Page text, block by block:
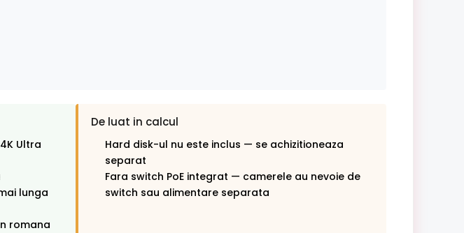
Ultra
lunga
romana
De luat in calcul
Hard disk-ul nu este inclus — se achizitioneaza
separat
Fara switch PoE integrat — camerele au nevoie de
switch sau alimentare separata